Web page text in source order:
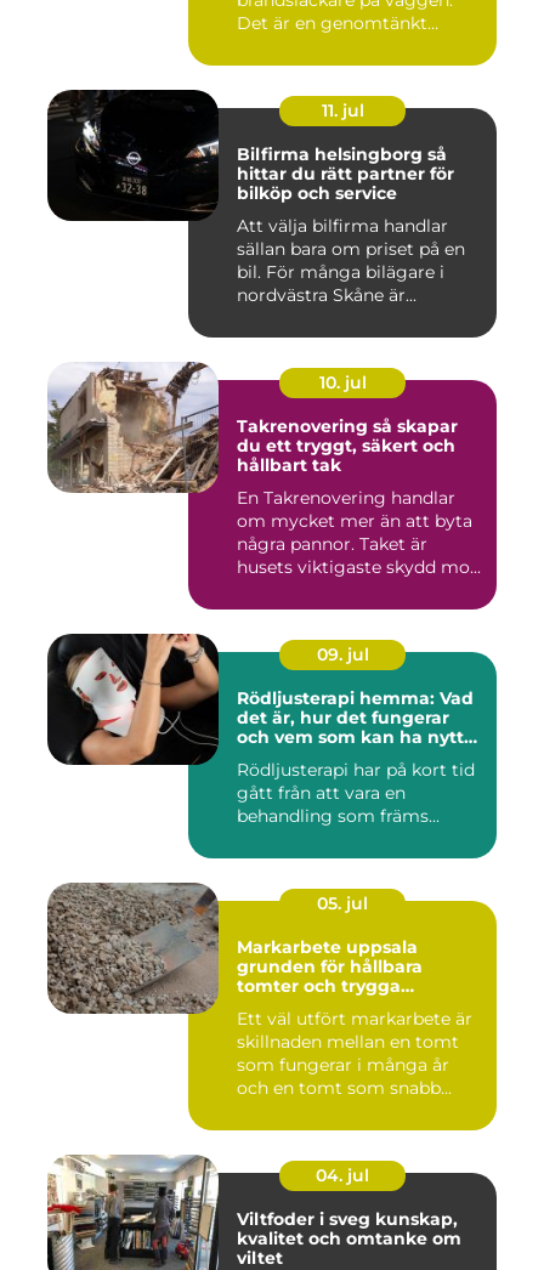
Det är en genomtänkt
11. jul
Bilfirma helsingborg så
hittar du rätt partner för
bilköp och service
Att välja bilfirma handlar
sällan bara om priset på en
bil. För många bilägare i
nordvästra Skåne är...
10. jul
Takrenovering så skapar
du ett tryggt, säkert och
hållbart tak
En Takrenovering handlar
om mycket mer än att byta
några pannor. Taket är
husets viktigaste skydd mo...
09. jul
Rödljusterapi hemma: Vad
det är, hur det fungerar
och vem som kan ha nytta
Rödljusterapi har på kort tid
gått från att vara en
behandling som främs...
05. jul
Markarbete uppsala
grunden för hållbara
tomter och trygga
Ett väl utfört markarbete är
skillnaden mellan en tomt
som fungerar i många år
och en tomt som snabb...
04. jul
Viltfoder i sveg kunskap,
kvalitet och omtanke om
viltet